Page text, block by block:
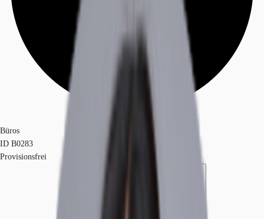
Ihre Ansprechpartner
Büros
ID B0283
Provisionsfrei